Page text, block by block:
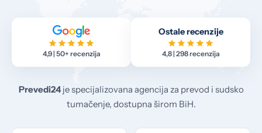
4,9 | 50+ recenzija
Ostale recenzije
4,8 | 298 recenzija
Prevedi24je specijalizovana agencija za prevod i sudsko
tumačenje, dostupna širom BiH.